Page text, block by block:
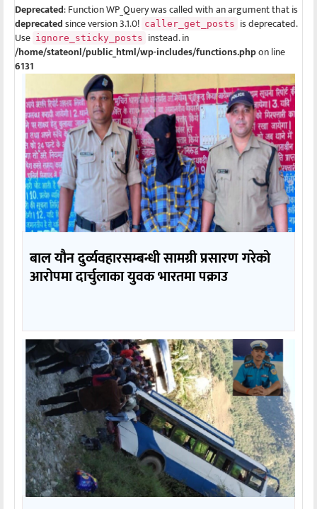
Deprecated: Function WP_Query was called with an argument that is
deprecatedsince version 3.1.0! caller_get_posts is deprecated.
Use ignore_sticky_posts instead. in
/home/stateonl/public_html/wp-includes/functions.phpon line
6131
बाल यौन दुर्व्यवहारसम्बन्धी सामग्री प्रसारण गरेको
आरोपमा दार्चुलाका युवक भारतमा पक्राउ